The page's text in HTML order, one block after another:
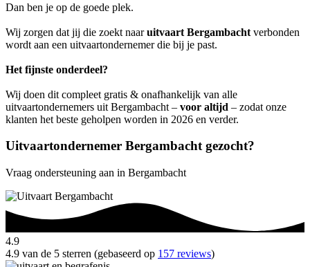
Dan ben je op de goede plek.
Wij zorgen dat jij die zoekt naaruitvaart Bergambacht verbonden
wordt aan een uitvaartondernemer die bij je past.
Het fijnste onderdeel?
Wij doen dit compleet gratis & onafhankelijk van alle
uitvaartondernemers uit Bergambacht – voor altijd – zodat onze
klanten het beste geholpen worden in 2026 en verder.
Uitvaartondernemer Bergambacht gezocht?
Vraag ondersteuning aan in Bergambacht
4.9
4.9 van de 5 sterren (gebaseerd op 157 reviews)